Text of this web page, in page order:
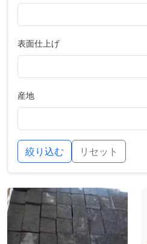
表面仕上げ
産地
絞り込む リセット